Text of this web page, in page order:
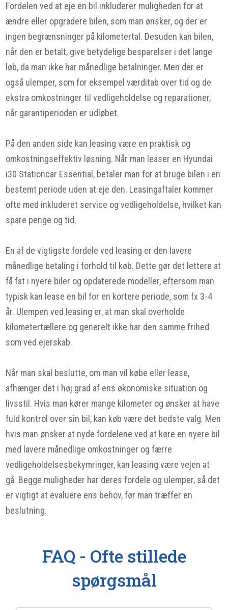
Fordelen ved at eje en bil inkluderer muligheden for at
ændre eller opgradere bilen, som man ønsker, og der er
ingen begrænsninger på kilometertal. Desuden kan bilen,
når den er betalt, give betydelige besparelser i det lange
løb, da man ikke har månedlige betalninger. Men der er
også ulemper, som for eksempel værditab over tid og de
ekstra omkostninger til vedligeholdelse og reparationer,
når garantiperioden er udløbet.
På den anden side kan leasing være en praktisk og
omkostningseffektiv løsning. Når man leaser en Hyundai
i30 Stationcar Essential, betaler man for at bruge bilen i en
bestemt periode uden at eje den. Leasingaftaler kommer
ofte med inkluderet service og vedligeholdelse, hvilket kan
spare penge og tid.
En af de vigtigste fordele ved leasing er den lavere
månedlige betaling i forhold til køb. Dette gør det lettere at
få fat i nyere biler og opdaterede modeller, eftersom man
typisk kan lease en bil for en kortere periode, som fx 3-4
år. Ulempen ved leasing er, at man skal overholde
kilometertællere og generelt ikke har den samme frihed
som ved ejerskab.
Når man skal beslutte, om man vil købe eller lease,
afhænger det i høj grad af ens økonomiske situation og
livsstil. Hvis man kører mange kilometer og ønsker at have
fuld kontrol over sin bil, kan køb være det bedste valg. Men
hvis man ønsker at nyde fordelene ved at køre en nyere bil
med lavere månedlige omkostninger og færre
vedligeholdelsesbekymringer, kan leasing være vejen at
gå. Begge muligheder har deres fordele og ulemper, så det
er vigtigt at evaluere ens behov, før man træffer en
beslutning.
FAQ - Ofte stillede
spørgsmål